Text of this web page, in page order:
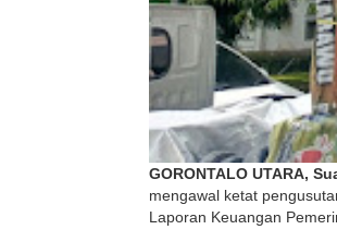
GORONTALO UTARA,
mengawal ketat
Laporan Keuangan